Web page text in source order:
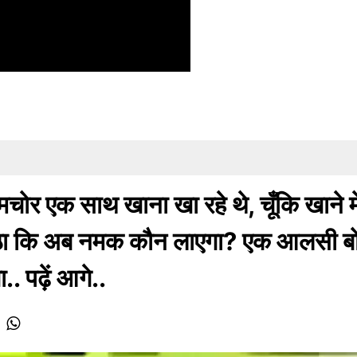
एक साथ खाना खा रहे थे, चूँकि खाने
कि अब नमक कौन लाएगा? एक आलसी
पढ़ें आगे..